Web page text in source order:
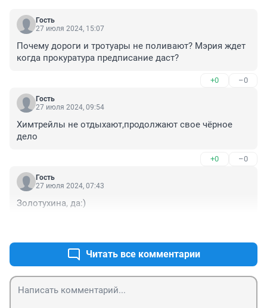
Гость
27 июля 2024, 15:07
Почему дороги и тротуары не поливают? Мэрия ждет
когда прокуратура предписание даст?
+0 –0
Гость
27 июля 2024, 09:54
Химтрейлы не отдыхают,продолжают свое чёрное
дело
+0 –0
Гость
27 июля 2024, 07:43
Золотухина, да:)
Читать все комментарии